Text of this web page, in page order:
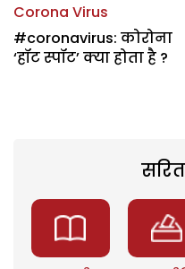
Corona Virus
#coronavirus: कोरोना
‘हॉट स्पॉट’ क्या होता है ?